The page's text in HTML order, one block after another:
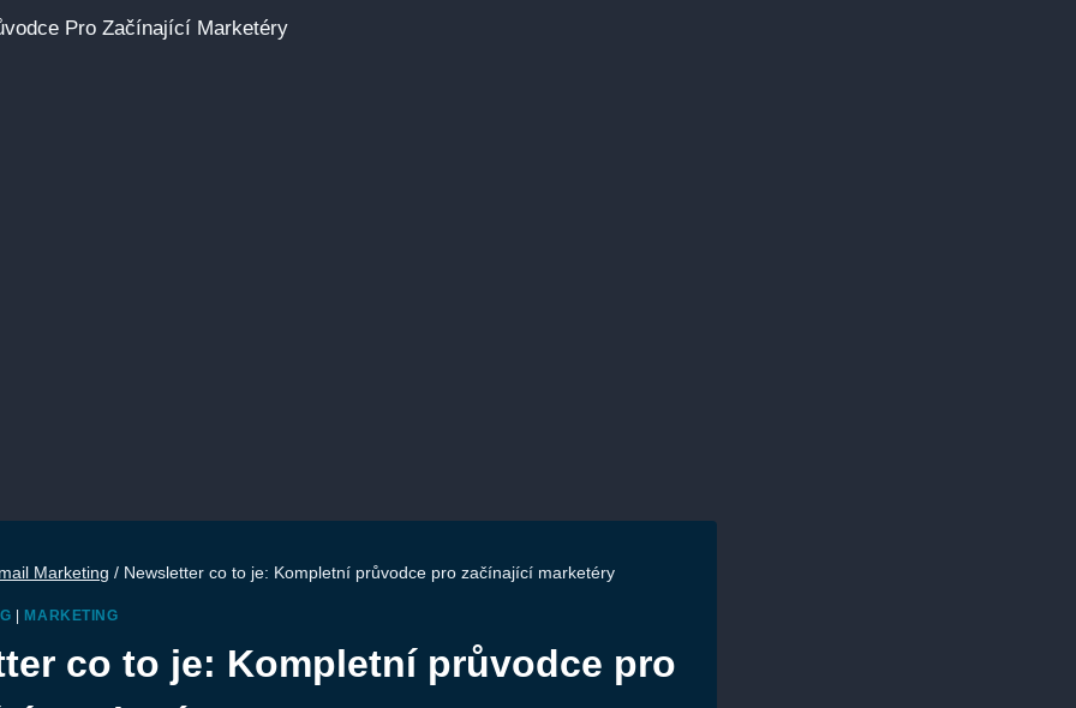
Marketing / Newsletter co to je: Kompletní průvodce pro začínající marketéry
| MARKETING
co to je: Kompletní průvodce pro